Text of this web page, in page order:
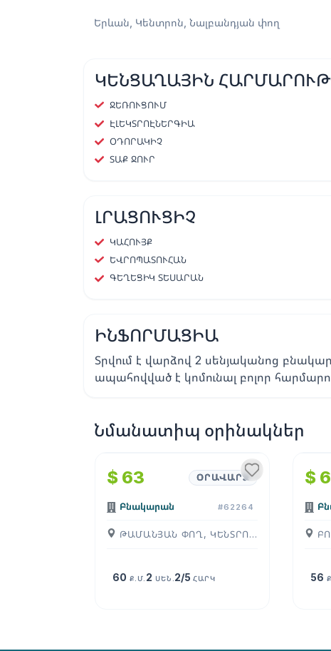
Երևան, Կենտրոն, Նալբանդյան փող
ԿԵՆՑԱՂԱՅԻՆ
ՋԵՌՈՒՑՈՒՄ
ԷԼԵԿՏՐՈԷՆԵՐԳԻԱ
ՕԴՈՐԱԿԻՉ
ՏԱՔ ՋՈՒՐ
ԼՐԱՑՈՒՑԻՉ
ԿԱՀՈՒՅՔ
ԵՎՐՈՊԱՏՈՒՀԱՆ
ԳԵՂԵՑԻԿ ՏԵՍԱՐԱՆ
ԻՆՖՈՐՄԱՑԻԱ
Տրվում է վարձով 2 սենյականոց
ապահովված է կոմունալ բոլոր
Նմանատիպ օրինակներ
1/ 4
$ 63 ՕՐԱՎԱՐՁ
Բնակարան #62264
ԹԱՄԱՆՅԱՆ ՓՈՂ, ԿԵՆՏՐՈՆ, ( ԵՐԵՒԱՆ )
60 Ք.Մ. 2 ՍԵՆ. 2/5ՀԱՐԿ
$
56